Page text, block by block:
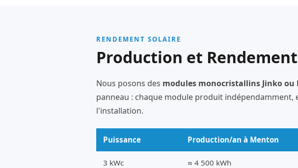
RENDEMENT SOLAIRE
Production et
Nous posons des modules monocristallins Jinko ou
panneau : chaque module produit
l'installation.
Puissance Production/an à Menton
3 kWc ≈ 4 500 kWh